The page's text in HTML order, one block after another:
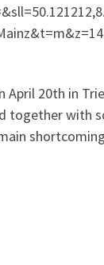
April 20th in
together with